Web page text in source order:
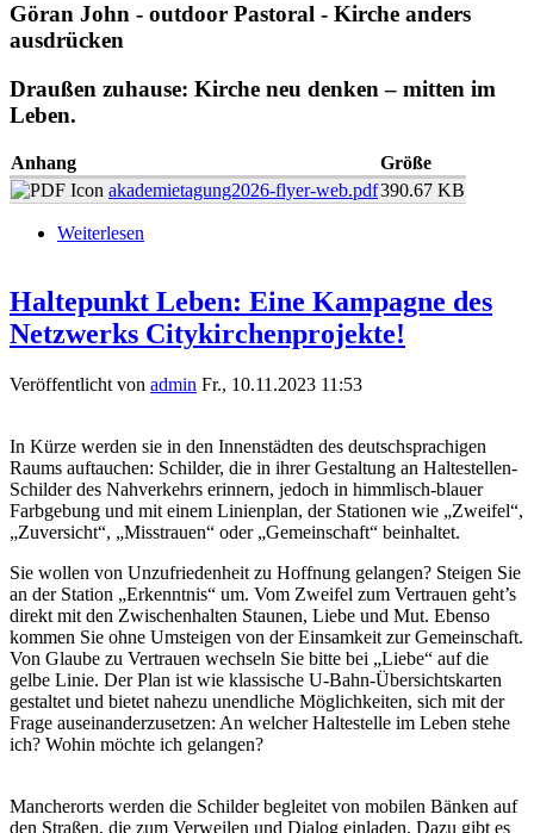
Göran John - outdoor Pastoral - Kirche anders
ausdrücken
Draußen zuhause: Kirche neu denken – mitten im
Leben.
Anhang
Größe
akademietagung2026-flyer-web.pdf390.67 KB
Weiterlesen
Haltepunkt Leben: Eine Kampagne des
Netzwerks Citykirchenprojekte!
Veröffentlicht von admin Fr., 10.11.2023 11:53
nck_haltepunkt_leben_rgb.png
In Kürze werden sie in den Innenstädten des deutschsprachigen
Raums auftauchen: Schilder, die in ihrer Gestaltung an Haltestellen-
Schilder des Nahverkehrs erinnern, jedoch in himmlisch-blauer
Farbgebung und mit einem Linienplan, der Stationen wie „Zweifel“,
„Zuversicht“, „Misstrauen“ oder „Gemeinschaft“ beinhaltet.
Sie wollen von Unzufriedenheit zu Hoffnung gelangen? Steigen Sie
an der Station „Erkenntnis“ um. Vom Zweifel zum Vertrauen geht’s
direkt mit den Zwischenhalten Staunen, Liebe und Mut. Ebenso
kommen Sie ohne Umsteigen von der Einsamkeit zur Gemeinschaft.
Von Glaube zu Vertrauen wechseln Sie bitte bei „Liebe“ auf die
gelbe Linie. Der Plan ist wie klassische U-Bahn-Übersichtskarten
gestaltet und bietet nahezu unendliche Möglichkeiten, sich mit der
Frage auseinanderzusetzen: An welcher Haltestelle im Leben stehe
ich? Wohin möchte ich gelangen?
haltepunkt-fahrplan.jpg
Mancherorts werden die Schilder begleitet von mobilen Bänken auf
den Straßen, die zum Verweilen und Dialog einladen. Dazu gibt es